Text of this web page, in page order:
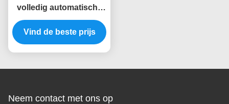
volledig automatische
PVD-coatingsmachine
met roestvrijstalen
kamer voor
Vind de beste prijs
Neem contact met ons op